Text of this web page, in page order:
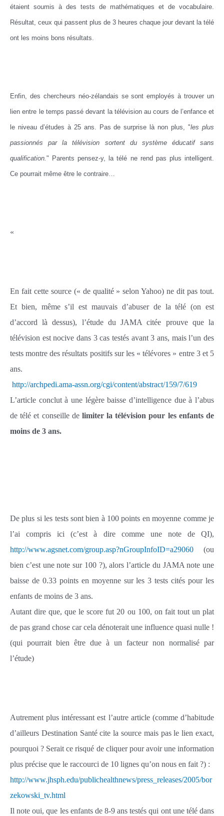
étaient soumis à des tests de mathématiques et de vocabulaire.
Résultat, ceux qui passent plus de 3 heures chaque jour devant la télé
ont les moins bons résultats.
Enfin, des chercheurs néo-zélandais se sont employés à trouver un
lien entre le temps passé devant la télévision au cours de l’enfance et
le niveau d’études à 25 ans. Pas de surprise là non plus, "les plus
passionnés par la télévision sortent du système éducatif sans
qualification." Parents pensez-y, la télé ne rend pas plus intelligent.
Ce pourrait même être le contraire…
«
En fait cette source (« de qualité » selon Yahoo) ne dit pas tout.
Et bien, même s’il est mauvais d’abuser de la télé (on est
d’accord là dessus), l’étude du JAMA citée prouve que la
télévision est nocive dans 3 cas testés avant 3 ans, mais l’un des
tests montre des résultats positifs sur les « télévores » entre 3 et 5
ans.
http://archpedi.ama-assn.org/cgi/content/abstract/159/7/619
L’article conclut à une légère baisse d’intelligence due à l’abus
de télé et conseille de limiter la télévision pour les enfants de
moins de 3 ans.
De plus si les tests sont bien à 100 points en moyenne comme je
l’ai compris ici (c’est à dire comme une note de QI),
http://www.agsnet.com/group.asp?nGroupInfoID=a29060 (ou
bien c’est une note sur 100 ?), alors l’article du JAMA note une
baisse de 0.33 points en moyenne sur les 3 tests cités pour les
enfants de moins de 3 ans.
Autant dire que, que le score fut 20 ou 100, on fait tout un plat
de pas grand chose car cela dénoterait une influence quasi nulle !
(qui pourrait bien être due à un facteur non normalisé par
l’étude)
Autrement plus intéressant est l’autre article (comme d’habitude
d’ailleurs Destination Santé cite la source mais pas le lien exact,
pourquoi ? Serait ce risqué de cliquer pour avoir une information
plus précise que le raccourci de 10 lignes qu’on nous en fait ?) :
http://www.jhsph.edu/publichealthnews/press_releases/2005/bor
zekowski_tv.html
Il note oui, que les enfants de 8-9 ans testés qui ont une télé dans